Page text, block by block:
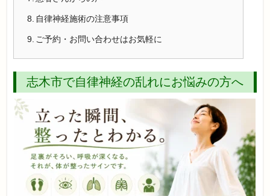
自律神経施術の注意事項
ご予約・お問い合わせはお気軽に
志木市で自律神経の乱れにお悩みの方へ